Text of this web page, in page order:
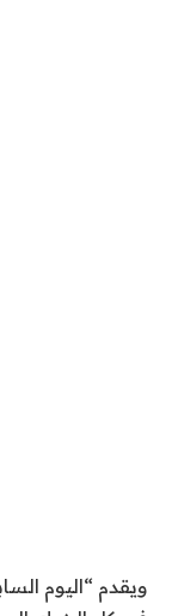
ويقدم “اليوم